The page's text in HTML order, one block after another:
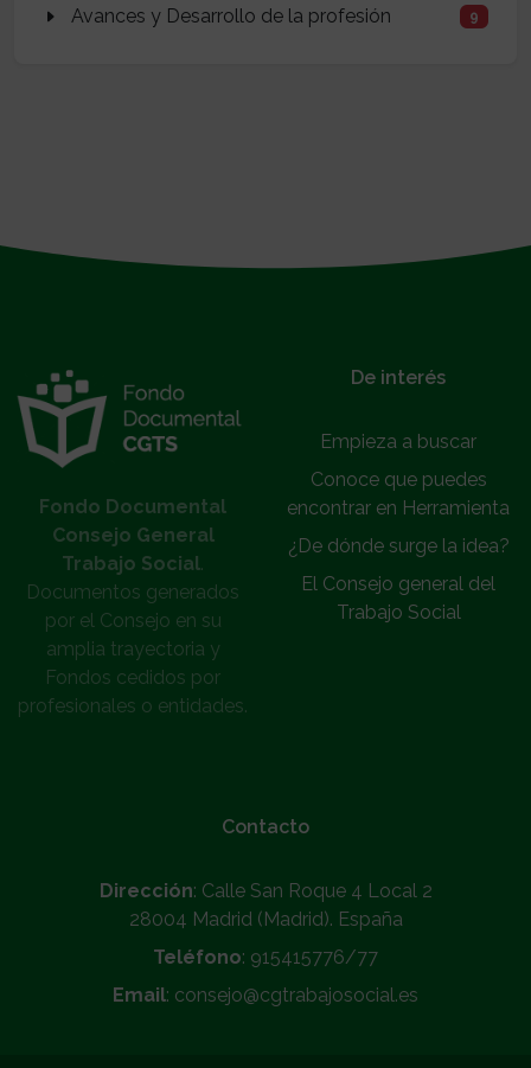
Avances y Desarrollo de la profesión 9
Fondo Documental
Consejo General
Trabajo Social.
Documentos generados
por el Consejo en su
amplia trayectoria y
Fondos cedidos por
profesionales o entidades.
De interés
Empieza a buscar
Conoce que puedes
encontrar en Herramienta
¿De dónde surge la idea?
El Consejo general del
Trabajo Social
Contacto
Dirección: Calle San Roque 4 Local 2
28004 Madrid (Madrid). España
Teléfono: 915415776/77
Email: consejo@cgtrabajosocial.es